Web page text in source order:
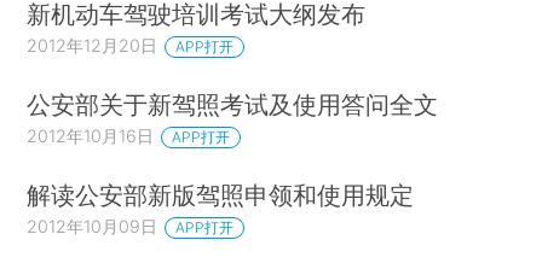
新机动车驾驶培训考试大纲发布
2012年12月20日 APP打开
公安部关于新驾照考试及使用答问全文
2012年10月16日 APP打开
解读公安部新版驾照申领和使用规定
2012年10月09日 APP打开